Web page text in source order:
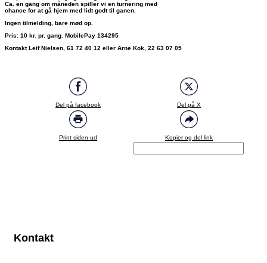
Ca. en gang om måneden spiller vi en turnering med
chance for at gå hjem med lidt godt til ganen.
Ingen tilmelding, bare mød op.
Pris: 10 kr. pr. gang. MobilePay 134295
Kontakt Leif Nielsen, 61 72 40 12 eller Arne Kok, 22 63 07 05
Del på facebook Del på X
Print siden ud Kopier og del link
Kontakt